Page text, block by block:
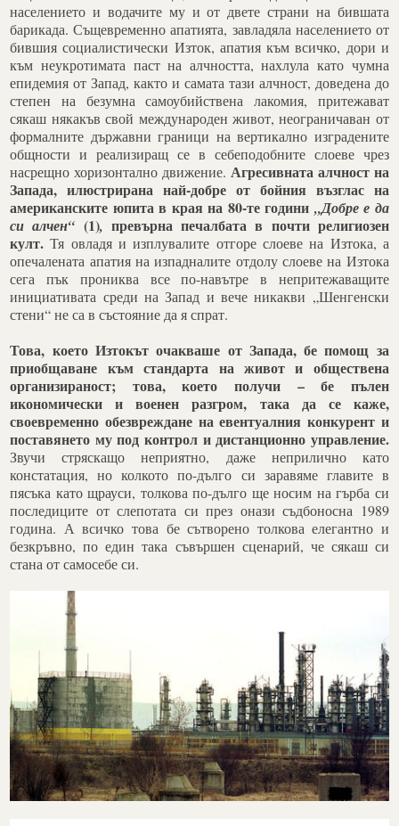
населението и водачите му и от двете страни на бившата
барикада. Същевременно апатията, завладяла населението от
бившия социалистически Изток, апатия към всичко, дори и
към неукротимата паст на алчността, нахлула като чумна
епидемия от Запад, както и самата тази алчност, доведена до
степен на безумна самоубийствена лакомия, притежават
сякаш някакъв свой международен живот, неограничаван от
формалните държавни граници на вертикално изградените
общности и реализиращ се в себеподобните слоеве чрез
насрещно хоризонтално движение. Агресивната алчност на
Запада, илюстрирана най-добре от бойния възглас на
американските юпита в края на 80-те години „Добре е да
си алчен“ (1), превърна печалбата в почти религиозен
култ. Тя овладя и изплувалите отгоре слоеве на Изтока, а
опечалената апатия на изпадналите отдолу слоеве на Изтока
сега пък прониква все по-навътре в непритежаващите
инициативата среди на Запад и вече никакви „Шенгенски
стени“ не са в състояние да я спрат.
Това, което Изтокът очакваше от Запада, бе помощ за
приобщаване към стандарта на живот и обществена
организираност; това, което получи – бе пълен
икономически и военен разгром, така да се каже,
своевременно обезвреждане на евентуалния конкурент и
поставянето му под контрол и дистанционно управление.
Звучи стряскащо неприятно, даже неприлично като
констатация, но колкото по-дълго си заравяме главите в
пясъка като щрауси, толкова по-дълго ще носим на гърба си
последиците от слепотата си през онази съдбоносна 1989
година. А всичко това бе сътворено толкова елегантно и
безкръвно, по един така съвършен сценарий, че сякаш си
стана от самосебе си.